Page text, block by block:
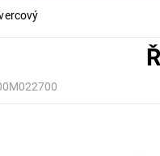
PLOCHÉ